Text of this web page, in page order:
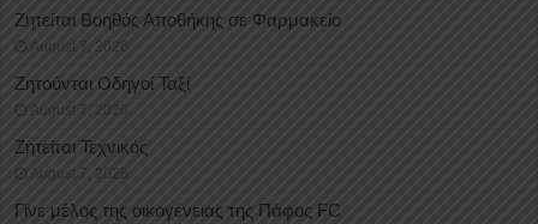
Ζητείται Βοηθός Αποθήκης σε Φαρμακείο
August 7, 2026
Ζητούνται Οδηγοί Ταξί
August 7, 2026
Ζητείται Τεχνικός
August 7, 2026
Γίνε μέλος της οικογένειας της Πάφος FC